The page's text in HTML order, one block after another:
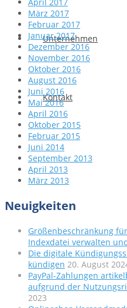
Unternehmen
Kontakt
März 2017
Februar 2017
Januar 2017
Dezember 2016
November 2016
Oktober 2016
August 2016
Juni 2016
Mai 2016
April 2016
Oktober 2015
Februar 2015
Juni 2014
September 2013
April 2013
März 2013
Neuigkeiten
Größenbeschränkung
Indexdatei verwalten
Die digitale
kündigen 20. August
PayPal-Zahlungen
aufgrund der
2023